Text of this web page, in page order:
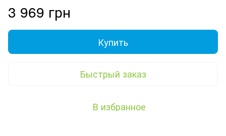
3 969 грн
Купить
Быстрый заказ
В избранное